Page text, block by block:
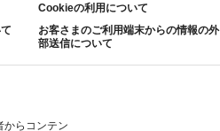
Cookieの利用について
お客さまのご利用端末からの情報の外
部送信について
からコンテン